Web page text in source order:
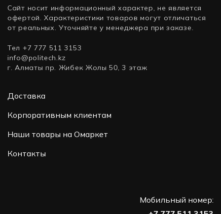
Сайт носит информационный характер, не является
офертой. Характеристики товаров могут отличаться
от реальных. Уточняйте у менеджера при заказе.
Тел +7 777 511 3153
info@politech.kz
г. Алматы пр. Жибек Жолы 50, 3 этаж
Доставка
Корпоративным клиентам
Наши товары на Омаркет
Контакты
Мобильный номер: